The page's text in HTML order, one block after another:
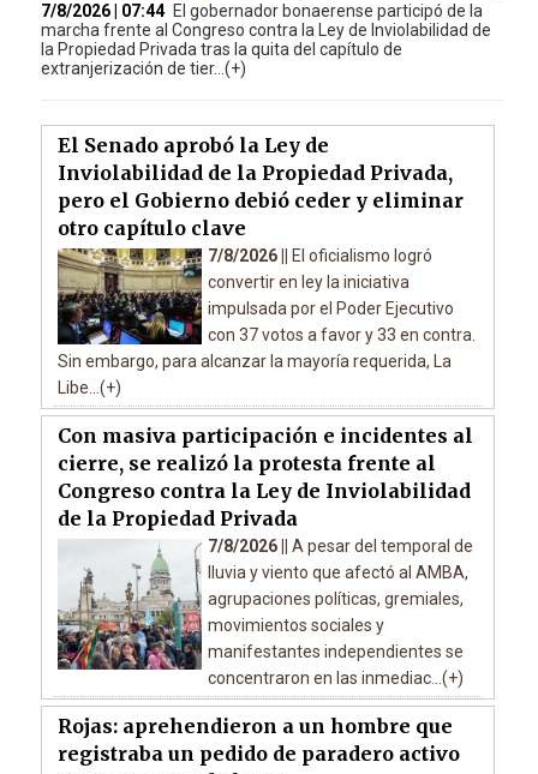
7/8/2026 | 07:44 El gobernador bonaerense participó de la
marcha frente al Congreso contra la Ley de Inviolabilidad de
la Propiedad Privada tras la quita del capítulo de
extranjerización de tier...(+)
El Senado aprobó la Ley de
Inviolabilidad de la Propiedad Privada,
pero el Gobierno debió ceder y eliminar
otro capítulo clave
7/8/2026 ||
El oficialismo logró
convertir en ley la iniciativa
impulsada por el Poder Ejecutivo
con 37 votos a favor y 33 en contra.
Sin embargo, para alcanzar la mayoría requerida, La
Libe...(+)
Con masiva participación e incidentes al
cierre, se realizó la protesta frente al
Congreso contra la Ley de Inviolabilidad
de la Propiedad Privada
7/8/2026 || A pesar del temporal de
lluvia y viento que afectó al AMBA,
agrupaciones políticas, gremiales,
movimientos sociales y
manifestantes independientes se
concentraron en las inmediac...(+)
Rojas: aprehendieron a un hombre que
registraba un pedido de paradero activo